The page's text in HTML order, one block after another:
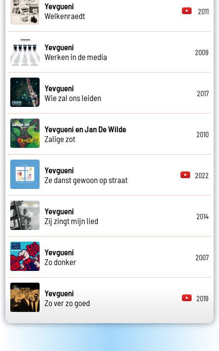
Yevgueni
Welkenraedt
2011
Yevgueni
Werken in de media
2009
Yevgueni
Wie zal ons leiden
2017
Yevgueni en Jan De Wilde
Zalige zot
2010
Yevgueni
Ze danst gewoon op straat
2022
Yevgueni
Zij zingt mijn lied
2014
Yevgueni
Zo donker
2007
Yevgueni
Zo ver zo goed
2019